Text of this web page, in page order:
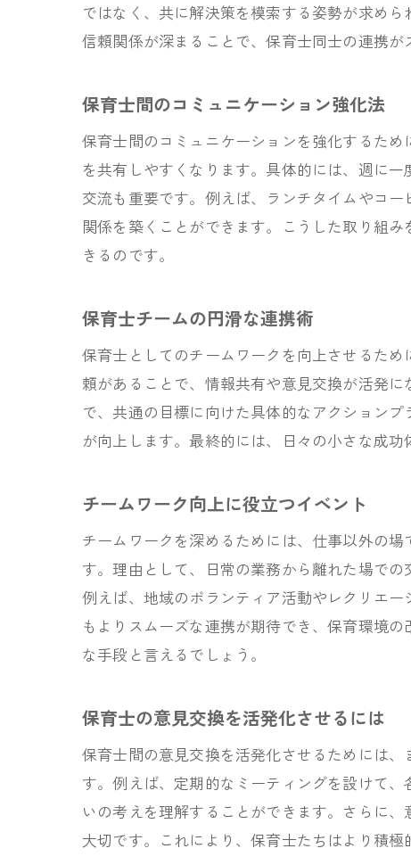
ではなく、共に解決策を模索する姿勢が求め
信頼関係が深まることで、保育士同士の連携
保育士間のコミュニケーション強化法
保育士間のコミュニケーションを強化するた
を共有しやすくなります。具体的には、週に
交流も重要です。例えば、ランチタイムやコ
関係を築くことができます。こうした取り組
きるのです。
保育士チームの円滑な連携術
保育士としてのチームワークを向上させるた
頼があることで、情報共有や意見交換が活発
で、共通の目標に向けた具体的なアクション
が向上します。最終的には、日々の小さな成
チームワーク向上に役立つイベント
チームワークを深めるためには、仕事以外の
す。理由として、日常の業務から離れた場で
例えば、地域のボランティア活動やレクリエ
もよりスムーズな連携が期待でき、保育環境
な手段と言えるでしょう。
保育士の意見交換を活発化させるには
保育士間の意見交換を活発化させるためには
す。例えば、定期的なミーティングを設けて
いの考えを理解することができます。さらに
大切です。これにより、保育士たちはより積